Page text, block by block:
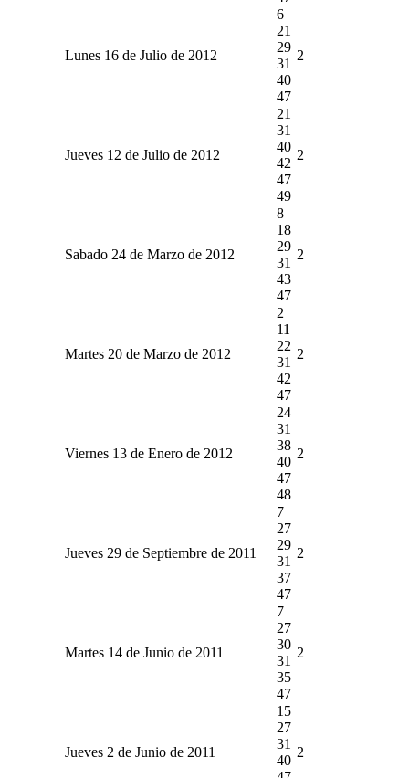
Lunes 16 de Julio de 2012
6
21
29
31
40
47
2
Jueves 12 de Julio de 2012
21
31
40
42
47
49
2
Sabado 24 de Marzo de 2012
8
18
29
31
43
47
2
Martes 20 de Marzo de 2012
2
11
22
31
42
47
2
Viernes 13 de Enero de 2012
24
31
38
40
47
48
2
Jueves 29 de Septiembre de 2011
7
27
29
31
37
47
2
Martes 14 de Junio de 2011
7
27
30
31
35
47
2
Jueves 2 de Junio de 2011
15
27
31
40
2